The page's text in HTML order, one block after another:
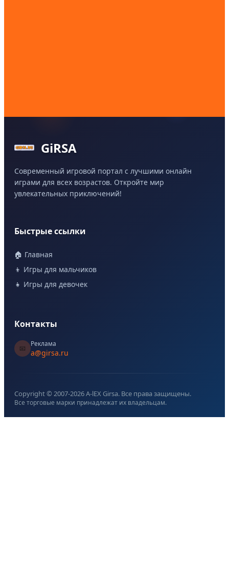
GiRSA
Современный игровой портал с лучшими онлайн
играми для всех возрастов. Откройте мир
увлекательных приключений!
Быстрые ссылки
🏠 Главная
👦 Игры для мальчиков
👧 Игры для девочек
Контакты
📧
Реклама
a@girsa.ru
Copyright © 2007-2026A-lEX Girsa. Все права защищены.
Все торговые марки принадлежат их владельцам.